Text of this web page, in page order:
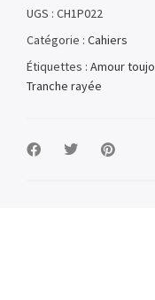
UGS : CH1P022
Catégorie : Cahiers
Étiquettes : Amour
Tranche rayée